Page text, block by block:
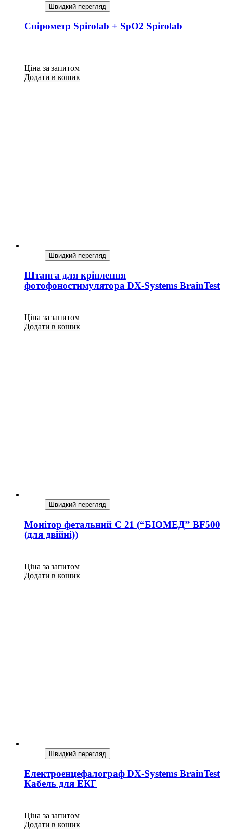
Швидкий перегляд
Спірометр Spirolab + SpO2 Spirolab
Ціна за запитом
Додати в кошик
Швидкий перегляд
Штанга для кріплення
фотофоностимулятора DX-Systems BrainTest
Ціна за запитом
Додати в кошик
Швидкий перегляд
Монітор фетальний С 21 (“БІОМЕД” BF500
(для двійні))
Ціна за запитом
Додати в кошик
Швидкий перегляд
Електроенцефалограф DX-Systems BrainTest
Кабель для ЕКГ
Ціна за запитом
Додати в кошик